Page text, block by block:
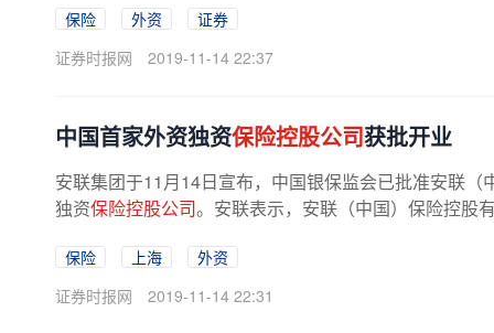
保险 外资
证券
证券时报网
2019-11-14 22:37
中国首家外资独资保险控股公司获批开业
安联集团于11月14日宣布，中国银保监会已批准安联
独资保险控股公司。安联表示，安联（中国）保险控股
保险 上海
外资
证券时报网
2019-11-14 22:31